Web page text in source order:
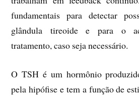
fundamentais para detectar
glândula tireoide e para o
tratamento, caso seja necessário.
O TSH é um hormônio
pela hipófise e tem a função de